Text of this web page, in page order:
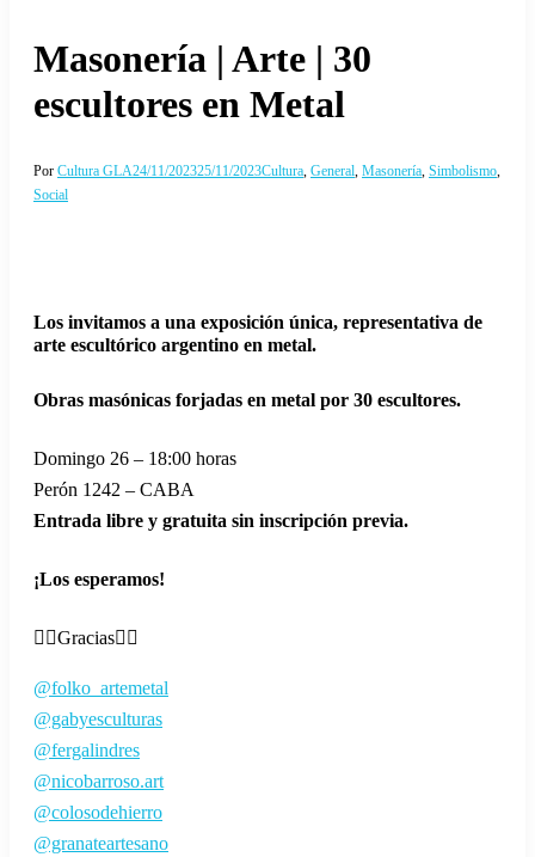
Masonería | Arte | 30
escultores en Metal
Por Cultura GLA24/11/202325/11/2023Cultura General Masonería Simbolismo
Social
Los invitamos a una exposición única, representativa de
arte escultórico argentino en metal.
Obras masónicas forjadas en metal por 30 escultores.
Domingo 26 – 18:00 horas
Perón 1242 – CABA
Entrada libre y gratuita sin inscripción previa.
¡Los esperamos!
👉🏻Gracias👇🏻
@folko_artemetal
@gabyesculturas
@fergalindres
@nicobarroso.art
@colosodehierro
@granateartesano